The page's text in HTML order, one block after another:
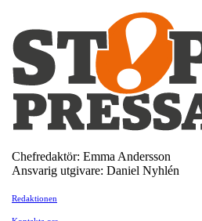
Chefredaktör: Emma Andersson
Ansvarig utgivare: Daniel Nyhlén
Redaktionen